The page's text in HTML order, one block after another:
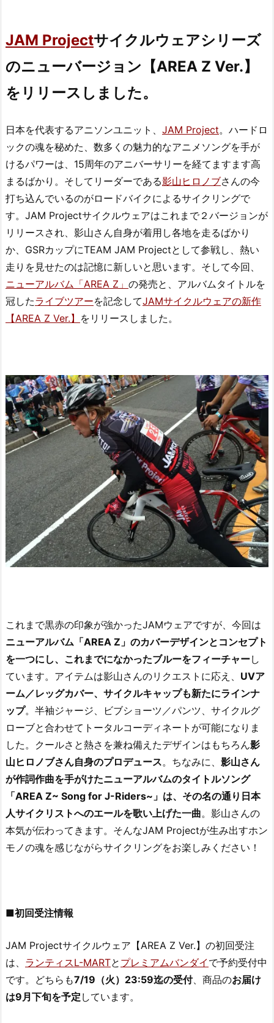
JAM Projectサイクルウェアシリーズ
のニューバージョン【AREA Z Ver.】
をリリースしました。
日本を代表するアニソンユニット、 JAM Project。ハードロ
ックの魂を秘めた、数多くの魅力的なアニメソングを手が
けるパワーは、15周年のアニバーサリーを経てますます高
まるばかり。そしてリーダーである影山ヒロノブさんの今
打ち込んでいるのがロードバイクによるサイクリングで
す。JAM Projectサイクルウェアはこれまで２バージョンが
リリースされ、影山さん自身が着用し各地を走るばかり
か、GSRカップにTEAM JAM Projectとして参戦し、熱い
走りを見せたのは記憶に新しいと思います。そして今回、
ニューアルバム「AREA Z」 の発売と、アルバムタイトルを
冠したライブツアーを記念してJAMサイクルウェアの新作
【AREA Z Ver.】 をリリースしました。
これまで黒赤の印象が強かったJAMウェアですが、今回は
ニューアルバム「AREA Z」のカバーデザインとコンセプト
を一つにし、これまでになかったブルーをフィーチャーし
ています。アイテムは影山さんのリクエストに応え、 UVア
ーム／レッグカバー、サイクルキャップも新たにラインナ
ップ。半袖ジャージ、ビブショーツ／パンツ、サイクルグ
ローブと合わせてトータルコーディネートが可能になりま
した。クールさと熱さを兼ね備えたデザインはもちろん影
山ヒロノブさん自身のプロデュース。ちなみに、 影山さん
が作詞作曲を手がけたニューアルバムのタイトルソング
「AREA Z~ Song for J-Riders~」は、その名の通り日本
人サイクリストへのエールを歌い上げた一曲。影山さんの
本気が伝わってきます。そんなJAM Projectが生み出すホン
モノの魂を感じながらサイクリングをお楽しみください！
■初回受注情報
JAM Projectサイクルウェア【AREA Z Ver.】の初回受注
は、 ランティスL-MARTと プレミアムバンダイ で予約受付中
です。どちらも7/19（火）23:59迄の受付、商品のお届け
は9月下旬を予定 しています。